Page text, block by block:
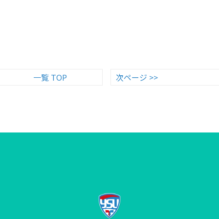
一覧 TOP 次ページ >>